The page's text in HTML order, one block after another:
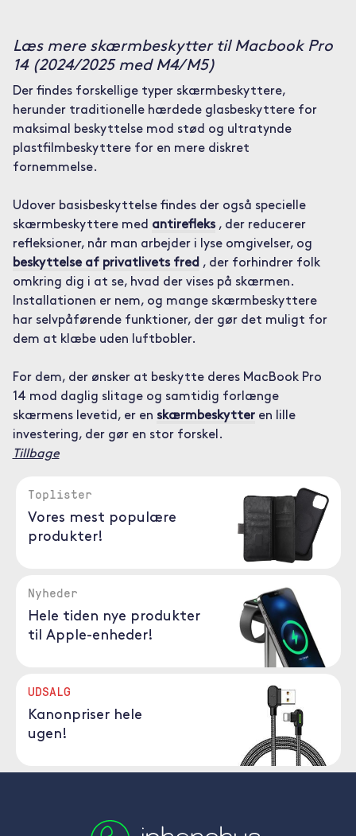
Læs mere skærmbeskytter til Macbook Pro
14 (2024/2025 med M4/M5)
Der findes forskellige typer skærmbeskyttere,
herunder traditionelle hærdede glasbeskyttere for
maksimal beskyttelse mod stød og ultratynde
plastfilmbeskyttere for en mere diskret
fornemmelse.
Udover basisbeskyttelse findes der også specielle
skærmbeskyttere med antirefleks, der reducerer
refleksioner, når man arbejder i lyse omgivelser, og
beskyttelse af privatlivets fred , der forhindrer folk
omkring dig i at se, hvad der vises på skærmen.
Installationen er nem, og mange skærmbeskyttere
har selvpåførende funktioner, der gør det muligt for
dem at klæbe uden luftbobler.
For dem, der ønsker at beskytte deres MacBook Pro
14 mod daglig slitage og samtidig forlænge
skærmens levetid, er en skærmbeskytteren lille
investering, der gør en stor forskel.
Tillbage
Toplister
Vores mest populære
produkter!
Nyheder
Hele tiden nye produkter
til Apple-enheder!
UDSALG
Kanonpriser hele
ugen!